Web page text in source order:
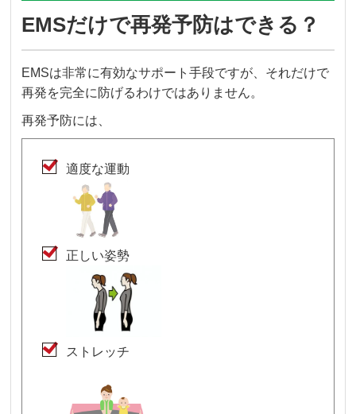
EMSだけで再発予防はできる？
EMSは非常に有効なサポート手段ですが、それだけで
再発を完全に防げるわけではありません。
再発予防には、
適度な運動
正しい姿勢
ストレッチ